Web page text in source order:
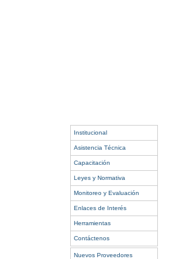
Institucional
Asistencia Técnica
Capacitación
Leyes y Normativa
Monitoreo y Evaluación
Enlaces de Interés
Herramientas
Contáctenos
Nuevos Proveedores